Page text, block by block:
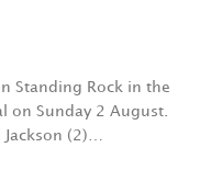
Standing Rock in the
on Sunday 2 August.
(2)…